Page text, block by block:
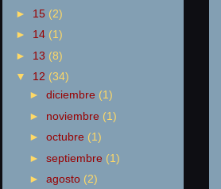
► 15 (2)
► 14 (1)
► 13 (8)
▼ 12 (34)
► diciembre (1)
► noviembre (1)
► octubre (1)
► septiembre (1)
► agosto (2)